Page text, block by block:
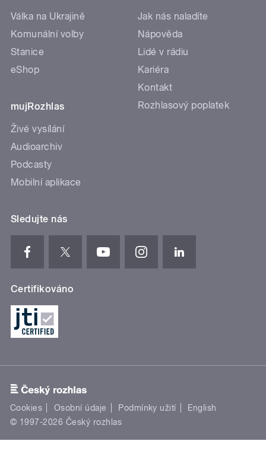
Válka na Ukrajině
Komunální volby
Stanice
eShop
mujRozhlas
Živé vysílání
Audioarchiv
Podcasty
Mobilní aplikace
Jak nás naladíte
Nápověda
Lidé v rádiu
Kariéra
Kontakt
Rozhlasový poplatek
Sledujte nás
Certifikováno
Cookies Osobní údaje Podmínky užití
English
© 1997-2026 Český rozhlas